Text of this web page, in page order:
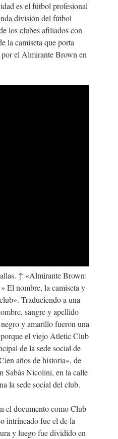
es el fútbol profesional
división del fútbol
los clubes afiliados con
la camiseta que porta
el Almirante Brown en
↑ «Almirante Brown:
El nombre, la camiseta y
Traduciendo a una
sangre y apellido
y amarillo fueron una
el viejo Atletic Club
de la sede social de
años de historia», de
Sabás Nicolini, en la calle
la sede social del club.
el documento como Club
intrincado fue el de la
y luego fue dividido en